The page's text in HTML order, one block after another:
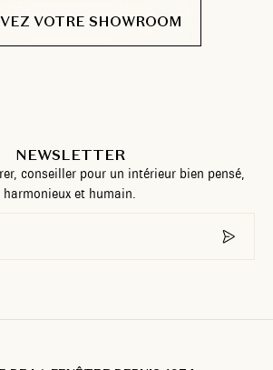
VOTRE SHOWROOM
NEWSLETTER
conseiller pour un intérieur bien pensé,
harmonieux et humain.